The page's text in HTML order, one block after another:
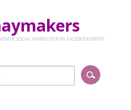
SOCIAL MARKETEER EN FACEBOOKEXPERT